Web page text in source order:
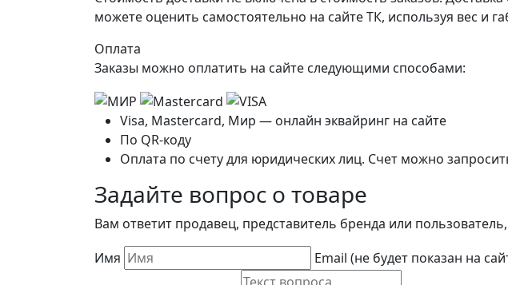
можете оценить самостоятельно на сайте ТК, используя вес и
Оплата
Заказы можно оплатить на сайте следующими способами:
Visa, Mastercard, Мир — онлайн эквайринг на сайте
По QR-коду
Оплата по счету для юридических лиц. Счет можно
Задайте вопрос о товаре
Вам ответит продавец, представитель бренда или
Имя
Email (не будет показан на